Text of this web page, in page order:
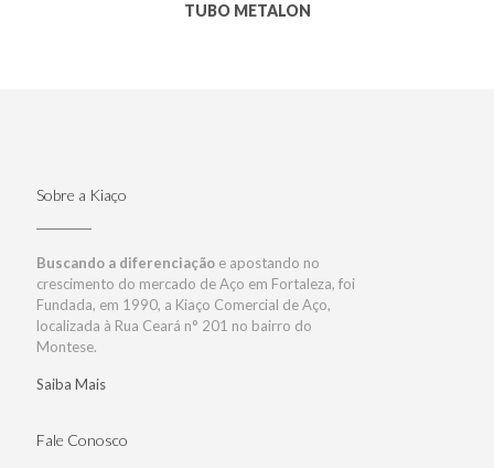
TUBO METALON
Sobre a Kiaço
Buscando a diferenciação e apostando no
crescimento do mercado de Aço em Fortaleza, foi
Fundada, em 1990, a Kiaço Comercial de Aço,
localizada à Rua Ceará n° 201 no bairro do
Montese.
Saiba Mais
Fale Conosco